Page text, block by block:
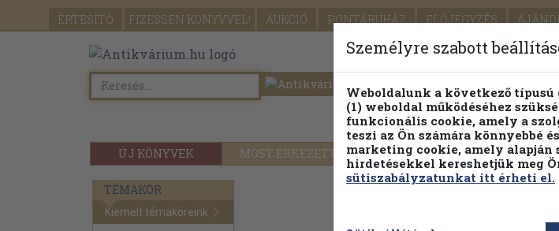
ÉRTESÍTŐ FIZESSEN KÖNYVVEL! AUKCIÓ PONTÁRUHÁZ ELŐJEGYZÉS
ÚJ KÖNYVEK MOST ÉRKEZETT PILLANATNYI ÁRAINK
Részletes kereső
TÉMAKÖR
Kiemelt témaköreink
Személyre szabott
Weboldalunk a következő
(1) weboldal működéséhez
funkcionális cookie, amely a
teszi az Ön számára könnyebbé
marketing cookie, amely alapján
hirdetésekkel kereshetjük meg
sütiszabályzatunkat itt érheti el.